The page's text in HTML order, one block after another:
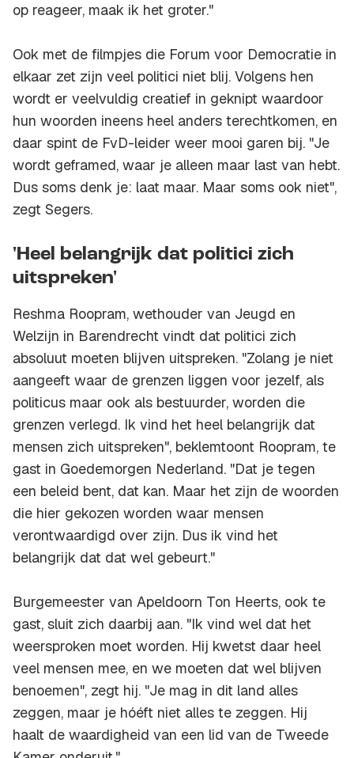
op reageer, maak ik het groter."
Ook met de filmpjes die Forum voor Democratie in
elkaar zet zijn veel politici niet blij. Volgens hen
wordt er veelvuldig creatief in geknipt waardoor
hun woorden ineens heel anders terechtkomen, en
daar spint de FvD-leider weer mooi garen bij. "Je
wordt geframed, waar je alleen maar last van hebt.
Dus soms denk je: laat maar. Maar soms ook niet",
zegt Segers.
'Heel belangrijk dat politici zich
uitspreken'
Reshma Roopram, wethouder van Jeugd en
Welzijn in Barendrecht vindt dat politici zich
absoluut moeten blijven uitspreken. "Zolang je niet
aangeeft waar de grenzen liggen voor jezelf, als
politicus maar ook als bestuurder, worden die
grenzen verlegd. Ik vind het heel belangrijk dat
mensen zich uitspreken", beklemtoont Roopram, te
gast in Goedemorgen Nederland. "Dat je tegen
een beleid bent, dat kan. Maar het zijn de woorden
die hier gekozen worden waar mensen
verontwaardigd over zijn. Dus ik vind het
belangrijk dat dat wel gebeurt."
Burgemeester van Apeldoorn Ton Heerts, ook te
gast, sluit zich daarbij aan. "Ik vind wel dat het
weersproken moet worden. Hij kwetst daar heel
veel mensen mee, en we moeten dat wel blijven
benoemen", zegt hij. "Je mag in dit land alles
zeggen, maar je hóéft niet alles te zeggen. Hij
haalt de waardigheid van een lid van de Tweede